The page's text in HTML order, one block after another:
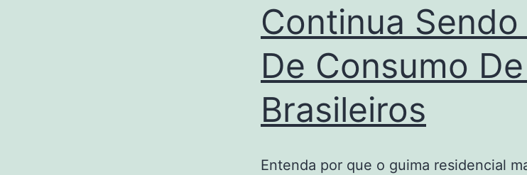
Continua
De Consumo
Brasileiros
Entenda por que o guima residencial